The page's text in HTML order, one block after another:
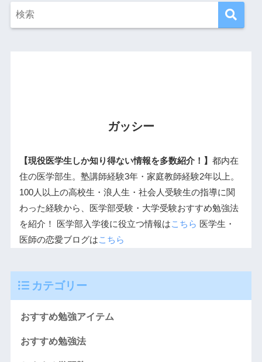
ガッシー
【現役医学生しか知り得ない情報を多数紹介！】 都内在
住の医学部生。塾講師経験3年・家庭教師経験2年以上。
100人以上の高校生・浪人生・社会人受験生の指導に関
わった経験から、医学部受験・大学受験おすすめ勉強法
を紹介！ 医学部入学後に役立つ情報はこちら 医学生・
医師の恋愛ブログはこちら
カテゴリー
おすすめ勉強アイテム
おすすめ勉強法